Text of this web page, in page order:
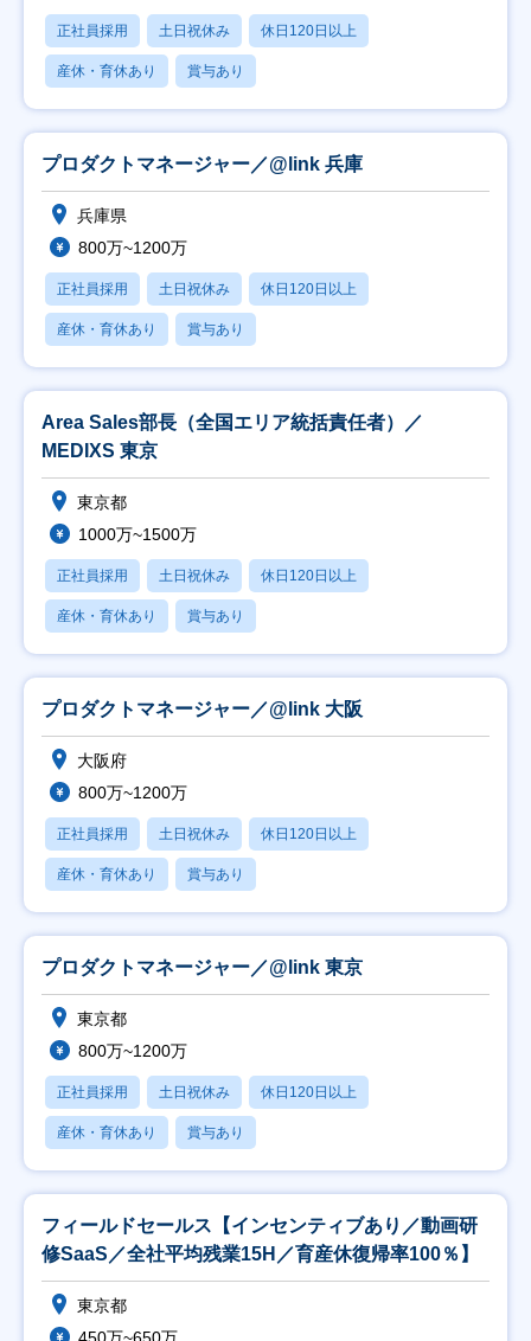
正社員採用 土日祝休み 休日120日以上
産休・育休あり 賞与あり
プロダクトマネージャー／@link 兵庫
兵庫県
800万~1200万
正社員採用 土日祝休み 休日120日以上
産休・育休あり 賞与あり
Area Sales部長（全国エリア統括責任者）／
MEDIXS 東京
東京都
1000万~1500万
正社員採用 土日祝休み 休日120日以上
産休・育休あり 賞与あり
プロダクトマネージャー／@link 大阪
大阪府
800万~1200万
正社員採用 土日祝休み 休日120日以上
産休・育休あり 賞与あり
プロダクトマネージャー／@link 東京
東京都
800万~1200万
正社員採用 土日祝休み 休日120日以上
産休・育休あり 賞与あり
フィールドセールス【インセンティブあり／動画研
修SaaS／全社平均残業15H／育産休復帰率100％】
東京都